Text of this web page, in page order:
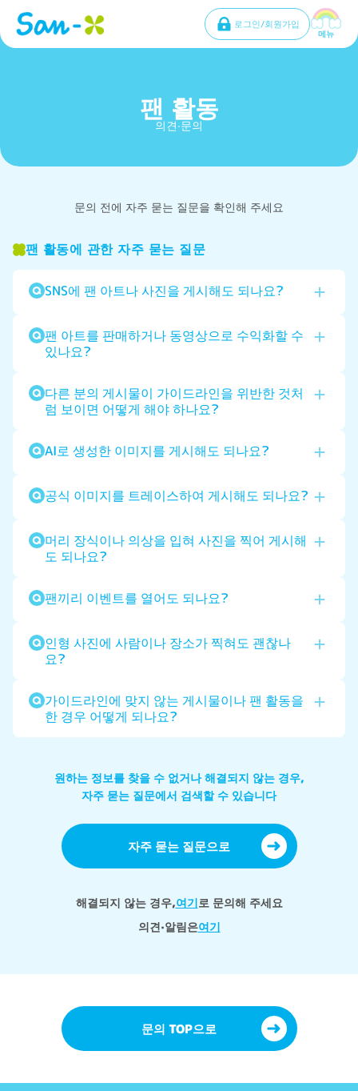
로그인/회원가입
메뉴
팬 활동
의견·문의
문의 전에 자주 묻는 질문을 확인해 주세요
팬 활동에 관한 자주 묻는 질문
SNS에 팬 아트나 사진을 게시해도 되나요?
팬 아트를 판매하거나 동영상으로 수익화할 수
있나요?
다른 분의 게시물이 가이드라인을 위반한 것처
럼 보이면 어떻게 해야 하나요?
AI로 생성한 이미지를 게시해도 되나요?
공식 이미지를 트레이스하여 게시해도 되나요?
머리 장식이나 의상을 입혀 사진을 찍어 게시해
도 되나요?
팬끼리 이벤트를 열어도 되나요?
인형 사진에 사람이나 장소가 찍혀도 괜찮나
요?
가이드라인에 맞지 않는 게시물이나 팬 활동을
한 경우 어떻게 되나요?
원하는 정보를 찾을 수 없거나 해결되지 않는 경우,
자주 묻는 질문에서 검색할 수 있습니다
자주 묻는 질문으로
해결되지 않는 경우,여기로 문의해 주세요
의견·알림은여기
문의 TOP으로